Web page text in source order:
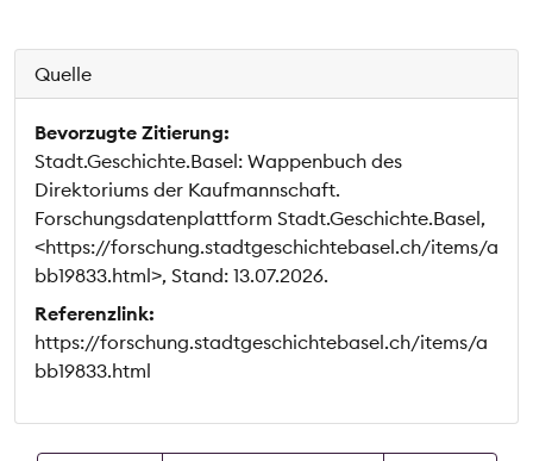
Quelle
Bevorzugte Zitierung:
Stadt.Geschichte.Basel: Wappenbuch des
Direktoriums der Kaufmannschaft.
Forschungsdatenplattform Stadt.Geschichte.Basel,
<https://forschung.stadtgeschichtebasel.ch/items/a
bb19833.html>, Stand: 13.07.2026.
Referenzlink:
https://forschung.stadtgeschichtebasel.ch/items/a
bb19833.html